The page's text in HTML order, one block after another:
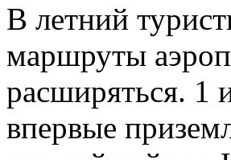
В летний
маршруты
расширяться. 1
впервые